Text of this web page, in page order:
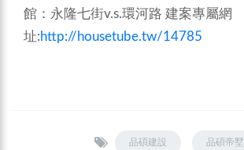
館：永隆七街v.s.環河路 建案專屬網
址:http://housetube.tw/14785
品碩建設 品碩帝墅